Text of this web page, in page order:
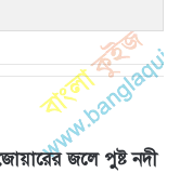
জলে পুষ্ট নদী